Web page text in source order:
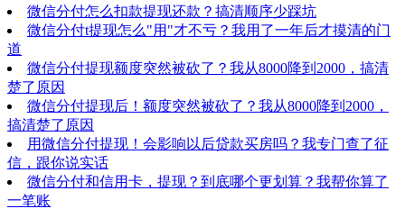
微信分付怎么扣款提现还款？搞清顺序少踩坑
微信分付t提现怎么"用"才不亏？我用了一年后才摸清的门
道
微信分付提现额度突然被砍了？我从8000降到2000，搞清
楚了原因
微信分付提现后！额度突然被砍了？我从8000降到2000，
搞清楚了原因
用微信分付提现！会影响以后贷款买房吗？我专门查了征
信，跟你说实话
微信分付和信用卡，提现？到底哪个更划算？我帮你算了
一笔账